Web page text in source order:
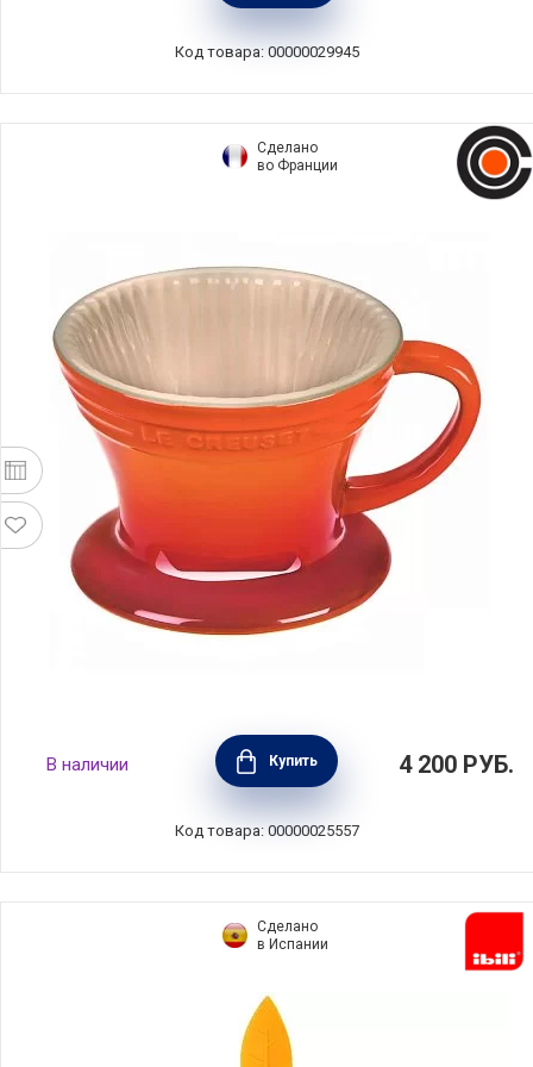
силикон, Viva Scandinavia, Дания, V39046
Код товара: 00000029945
Сделано
во Франции
Фильтр для заваривания кофе пуровер,
материал керамика, цвет оранжевый, Le
Creuset, Франция, 61223000900005
В наличии Купить 4 200 РУБ.
Код товара: 00000025557
Сделано
в Испании